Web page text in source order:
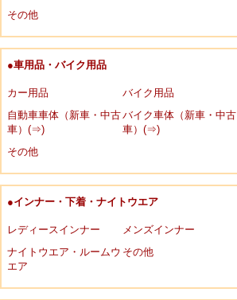
その他
●車用品・バイク用品
カー用品
バイク用品
自動車車体（新車・中古
車）(⇒)
バイク車体（新車・中古
車）(⇒)
その他
●インナー・下着・ナイトウエア
レディースインナー
メンズインナー
ナイトウエア・ルームウ
エア
その他